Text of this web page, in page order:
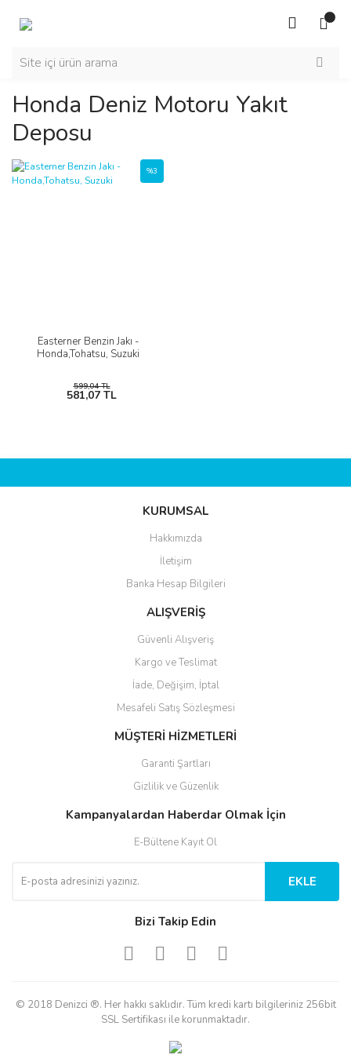
Honda Deniz Motoru Yakıt
Deposu
Easterner Benzin Jakı -
Honda,Tohatsu, Suzuki
%3
599,04 TL
581,07 TL
KURUMSAL
Hakkımızda
İletişim
Banka Hesap Bilgileri
ALIŞVERİŞ
Güvenli Alışveriş
Kargo ve Teslimat
İade, Değişim, İptal
Mesafeli Satış Sözleşmesi
MÜŞTERİ HİZMETLERİ
Garanti Şartları
Gizlilik ve Güzenlik
Kampanyalardan Haberdar Olmak İçin
E-Bültene Kayıt Ol
EKLE
Bizi Takip Edin
© 2018 Denizci ®. Her hakkı saklıdır. Tüm kredi kartı bilgileriniz 256bit
SSL Sertifikası ile korunmaktadır.